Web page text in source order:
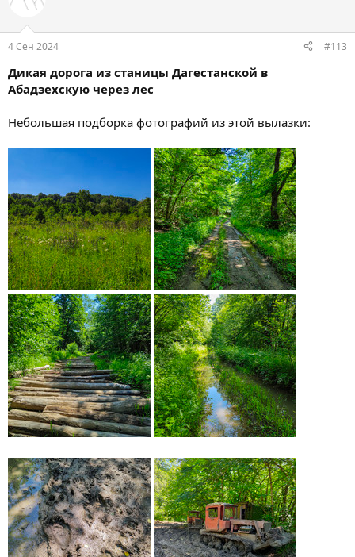
4 Сен 2024 #113
Дикая дорога из станицы Дагестанской в
Абадзехскую через лес
Небольшая подборка фотографий из этой вылазки: